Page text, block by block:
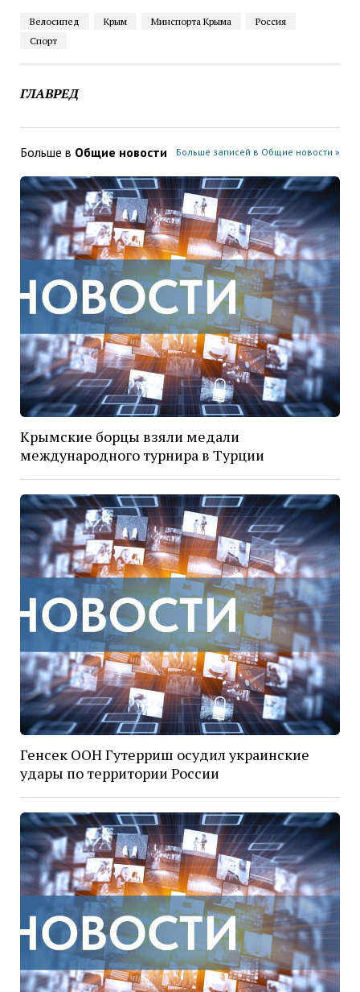
Велосипед Крым Минспорта Крыма
Россия
Спорт
ГЛАВРЕД
Больше в Общие новости Больше записей в Общие новости »
Крымские борцы взяли медали
международного турнира в Турции
Генсек ООН Гутерриш осудил украинские
удары по территории России